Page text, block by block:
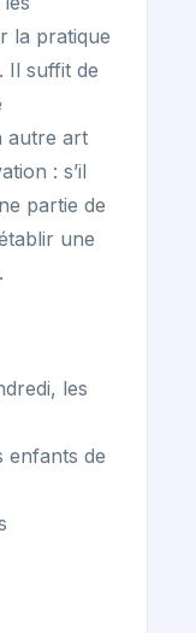
la pratique
Il suffit de
autre art
: s’il
partie de
une
les
enfants de